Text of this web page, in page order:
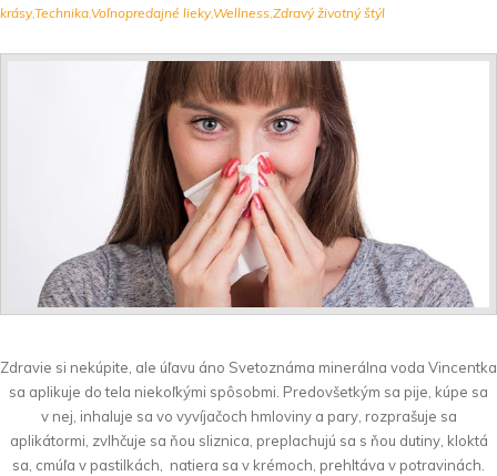
krásy,Technika,Voľnopredajné lieky,Wellness,Zdravý životný štýl
Zdravie si nekúpite, ale úľavu áno Svetoznáma minerálna voda Vincentka
sa aplikuje do tela niekoľkými spôsobmi. Predovšetkým sa pije, kúpe sa
v nej, inhaluje sa vo vyvíjačoch hmloviny a pary, rozprašuje sa
aplikátormi, zvlhčuje sa ňou sliznica, preplachujú sa s ňou dutiny, kloktá
sa, cmúľa v pastilkách, natiera sa v krémoch, prehltáva v potravinách.